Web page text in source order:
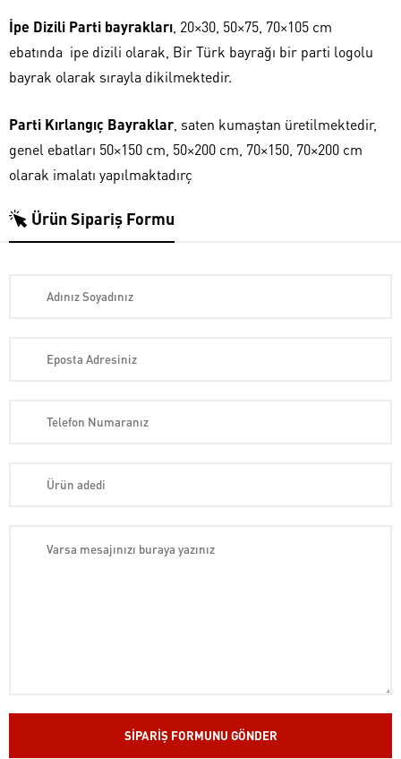
İpe Dizili Parti bayrakları , 20×30, 50×75, 70×105 cm
ebatında ipe dizili olarak, Bir Türk bayrağı bir parti logolu
bayrak olarak sırayla dikilmektedir.
Parti Kırlangıç Bayraklar , saten kumaştan üretilmektedir,
genel ebatları 50×150 cm, 50×200 cm, 70×150, 70×200 cm
olarak imalatı yapılmaktadırç
Ürün Sipariş Formu